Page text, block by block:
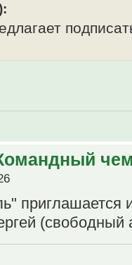
приглашается
(свободный